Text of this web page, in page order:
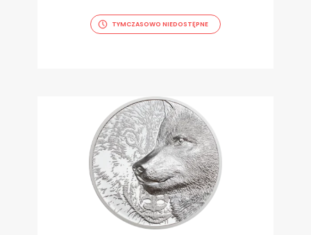
TYMCZASOWO NIEDOSTĘPNE